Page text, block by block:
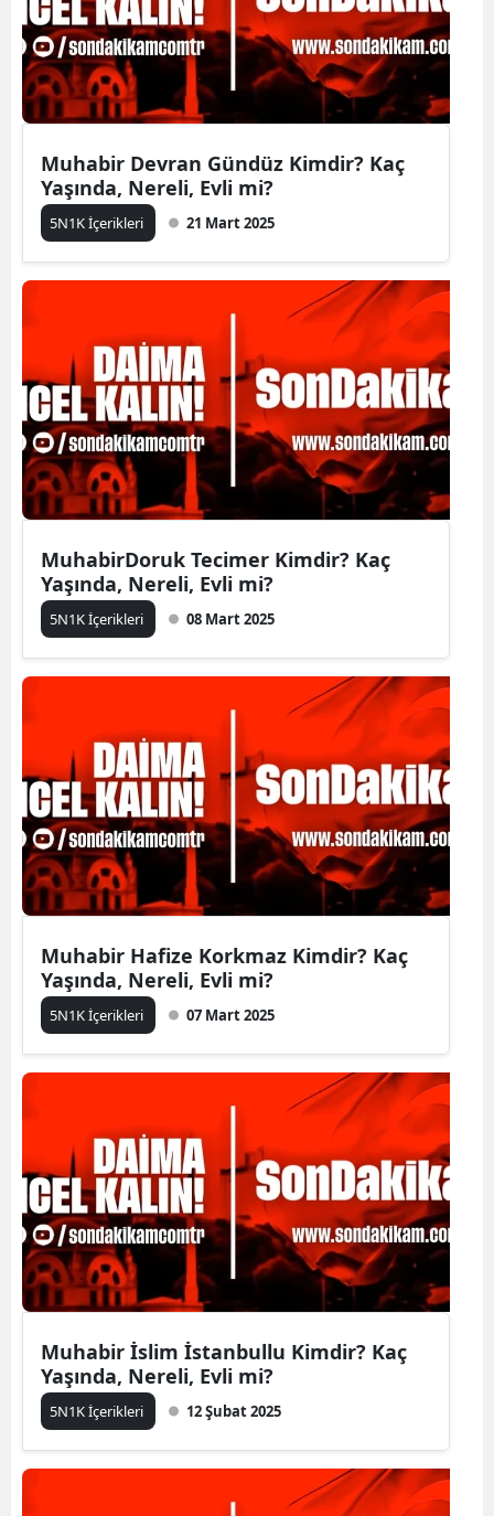
Muhabir Devran Gündüz Kimdir? Kaç
Yaşında, Nereli, Evli mi?
5N1K İçerikleri 21 Mart 2025
MuhabirDoruk Tecimer Kimdir? Kaç
Yaşında, Nereli, Evli mi?
5N1K İçerikleri 08 Mart 2025
Muhabir Hafize Korkmaz Kimdir? Kaç
Yaşında, Nereli, Evli mi?
5N1K İçerikleri 07 Mart 2025
Muhabir İslim İstanbullu Kimdir? Kaç
Yaşında, Nereli, Evli mi?
5N1K İçerikleri 12 Şubat 2025